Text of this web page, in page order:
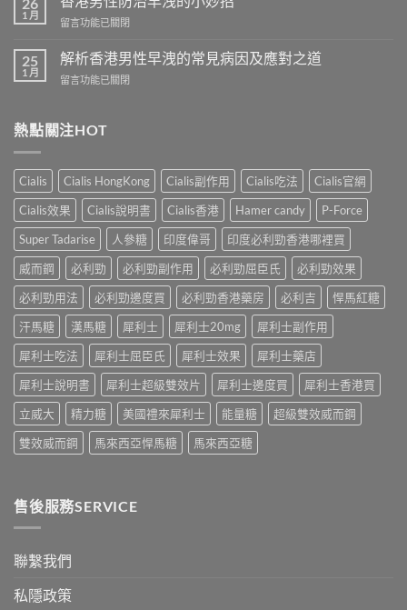
藥
商
–
專
陽
產
購
物
平
台〉
中
男
性
防
早
洩
面
中
1 月
在
港
男
性
早
小
妙
招〉
中
留言功能已關閉
25
1 月
解析香港男性早洩的常見病因及應對之道
在
香
港
性
早
洩
的
常
見
因
及
應
之
道〉
中
留言功能已關閉
熱點關注HOT
Cialis Cialis HongKong Cialis副作用 Cialis吃法
Cialis官網
Cialis效果
Cialis說明書 Cialis香港 Hamer candy
P-Force
Super Tadarise
人參糖 印度偉哥
印度必利勁香港哪裡買
威而鋼
必利勁 必利勁副作用 必利勁屈臣氏
必利勁效果
必利勁用法
必利勁邊度買 必利勁香港藥房 必利吉
悍馬紅糖
汗馬糖
漢馬糖 犀利士 犀利士20mg
犀利士副作用
犀利士吃法
犀利士屈臣氏 犀利士效果
犀利士藥店
犀利士說明書
犀利士超級雙效片 犀利士邊度買
犀利士香港買
立威大
精力糖 美國禮來犀利士 能量糖
超級雙效威而鋼
雙效威而鋼
馬來西亞悍馬糖 馬來西亞糖
售後服務SERVICE
聯繫我們
私隱政策